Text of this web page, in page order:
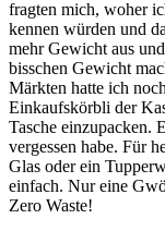
fragten mich, woher
kennen würden und
mehr Gewicht aus
bisschen Gewicht
Märkten hatte ich
Einkaufskörbli der
Tasche einzupacken.
vergessen habe. Für
Glas oder ein
einfach. Nur eine
Zero Waste!